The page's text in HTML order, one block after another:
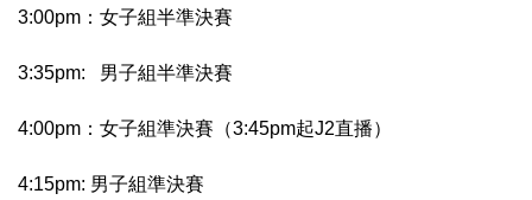
3:00pm：女子組半準決賽
3:35pm: 男子組半準決賽
4:00pm：女子組準決賽（3:45pm起J2直播）
4:15pm: 男子組準決賽